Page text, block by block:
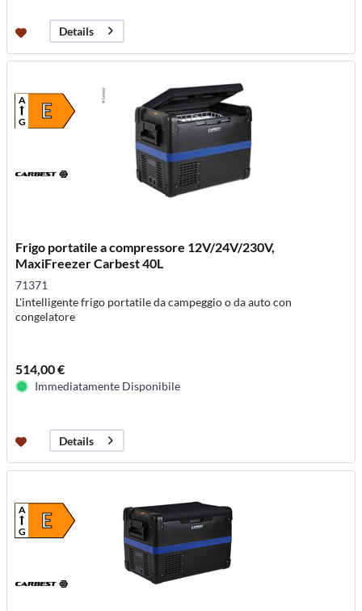
Details
E
A
G
Frigo portatile a compressore 12V/24V/230V,
MaxiFreezer Carbest 40L
71371
L'intelligente frigo portatile da campeggio o da auto con
congelatore
514,00 €
Immediatamente Disponibile
Details
E
A
G